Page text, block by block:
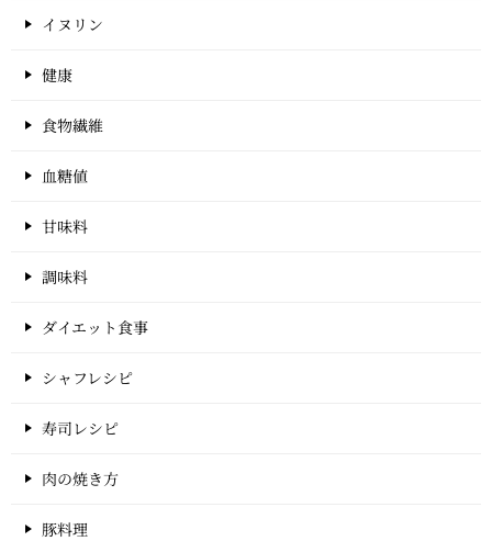
イヌリン
健康
食物繊維
血糖値
甘味料
調味料
ダイエット食事
シャフレシピ
寿司レシピ
肉の焼き方
豚料理